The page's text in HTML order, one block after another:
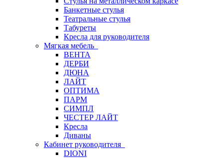
Банкетные стулья
Театральные стулья
Табуреты
Кресла для руководителя
Мягкая мебель
ВЕНТА
ДЕРБИ
ДЮНА
ЛАЙТ
ОПТИМА
ПАРМ
СИМПЛ
ЧЕСТЕР ЛАЙТ
Кресла
Диваны
Кабинет руководителя
DIONI